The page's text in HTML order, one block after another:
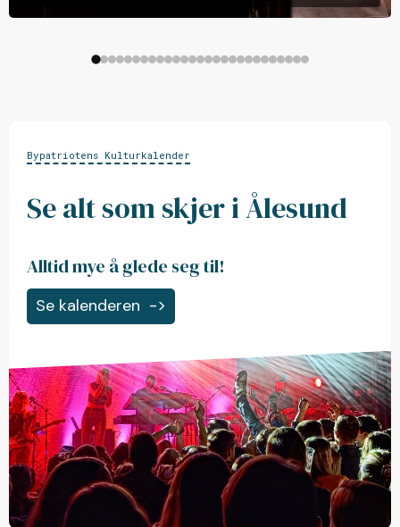
Bypatriotens Kulturkalender
Se alt som skjer i Ålesund
Alltid mye å glede seg til!
Se kalenderen ->